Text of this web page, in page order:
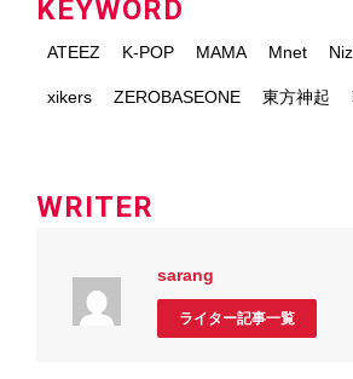
KEYWORD
ATEEZ K-POP MAMA Mnet
xikers ZEROBASEONE 東方神起
WRITER
sarang
ライター記事一覧